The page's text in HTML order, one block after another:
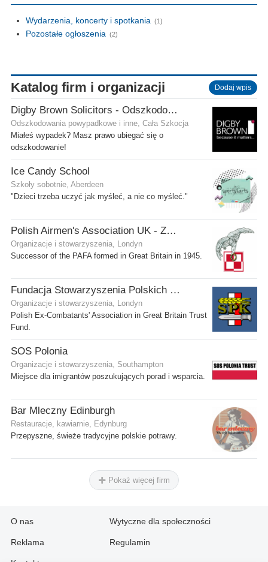
Wydarzenia, koncerty i spotkania (1)
Pozostałe ogłoszenia (2)
Katalog firm i organizacji Dodaj wpis
Digby Brown Solicitors - Odszkodowania w Szkocji
Odszkodowania powypadkowe i inne, Cała Szkocja
Miałeś wypadek? Masz prawo ubiegać się o
odszkodowanie!
Ice Candy School
Szkoły sobotnie, Aberdeen
"Dzieci trzeba uczyć jak myśleć, a nie co myśleć."
Polish Airmen's Association UK - Związek Lotników Polskich WB
Organizacje i stowarzyszenia, Londyn
Successor of the PAFA formed in Great Britain in 1945.
Fundacja Stowarzyszenia Polskich Kombatantów w Wielkiej Brytanii
Organizacje i stowarzyszenia, Londyn
Polish Ex-Combatants' Association in Great Britain Trust
Fund.
SOS Polonia
Organizacje i stowarzyszenia, Southampton
Miejsce dla imigrantów poszukujących porad i wsparcia.
Bar Mleczny Edinburgh
Restauracje, kawiarnie, Edynburg
Przepyszne, świeże tradycyjne polskie potrawy.
Pokaż więcej firm
O nas
Reklama
Wytyczne dla społeczności
Regulamin